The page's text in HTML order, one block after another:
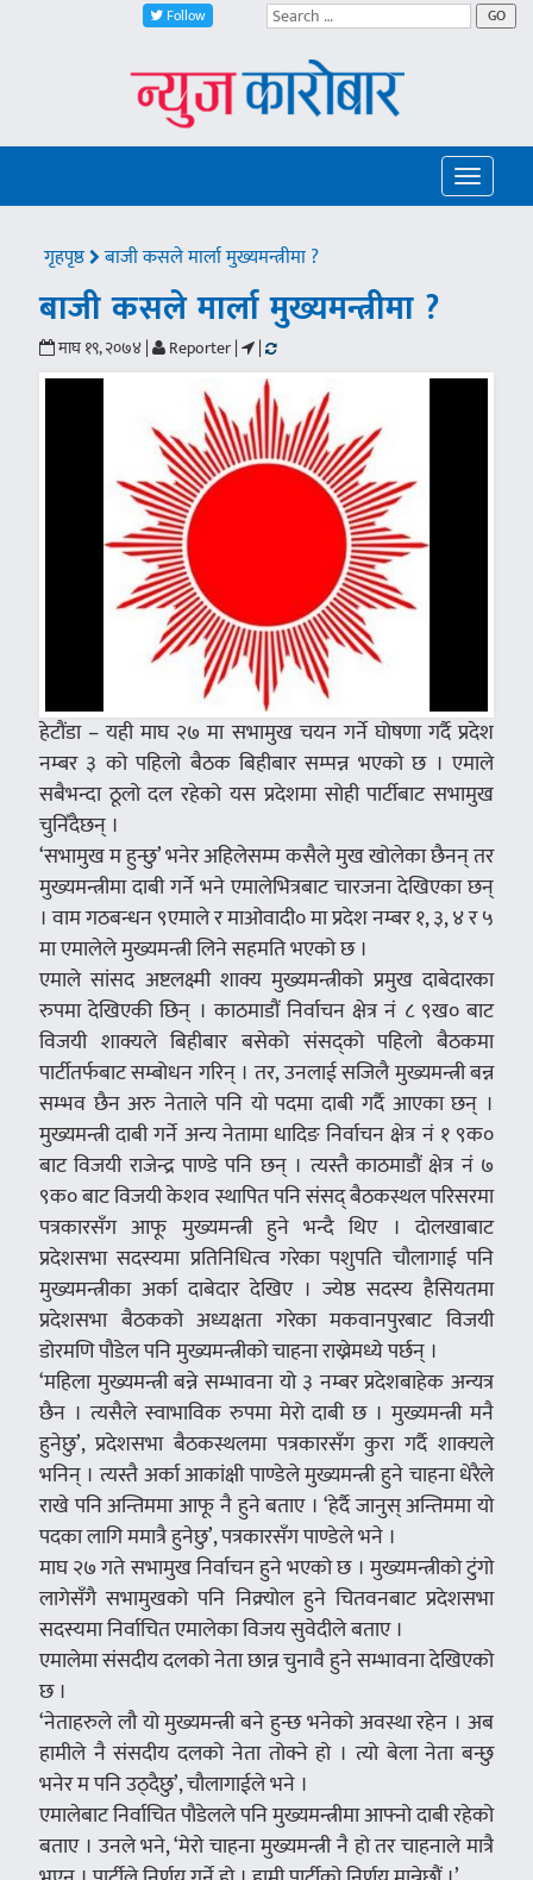
Follow GO
Toggle
गृहपृष्ठ बाजी कसले मार्ला मुख्यमन्त्रीमा ?
बाजी कसले मार्ला मुख्यमन्त्रीमा ?
माघ १९, २०७४ | Reporter | |
हेटौंडा – यही माघ २७ मा सभामुख चयन गर्ने घोषणा गर्दै प्रदेश
नम्बर ३ को पहिलो बैठक बिहीबार सम्पन्न भएको छ । एमाले
सबैभन्दा ठूलो दल रहेको यस प्रदेशमा सोही पार्टीबाट सभामुख
चुनिँदैछन् ।
‘सभामुख म हुन्छु’ भनेर अहिलेसम्म कसैले मुख खोलेका छैनन् तर
मुख्यमन्त्रीमा दाबी गर्ने भने एमालेभित्रबाट चारजना देखिएका छन्
। वाम गठबन्धन ९एमाले र माओवादी० मा प्रदेश नम्बर १, ३, ४ र ५
मा एमालेले मुख्यमन्त्री लिने सहमति भएको छ ।
एमाले सांसद अष्टलक्ष्मी शाक्य मुख्यमन्त्रीको प्रमुख दाबेदारका
रुपमा देखिएकी छिन् । काठमाडौं निर्वाचन क्षेत्र नं ८ ९ख० बाट
विजयी शाक्यले बिहीबार बसेको संसद्को पहिलो बैठकमा
पार्टीतर्फबाट सम्बोधन गरिन् । तर, उनलाई सजिलै मुख्यमन्त्री बन्न
सम्भव छैन अरु नेताले पनि यो पदमा दाबी गर्दै आएका छन् ।
मुख्यमन्त्री दाबी गर्ने अन्य नेतामा धादिङ निर्वाचन क्षेत्र नं १ ९क०
बाट विजयी राजेन्द्र पाण्डे पनि छन् । त्यस्तै काठमाडौं क्षेत्र नं ७
९क० बाट विजयी केशव स्थापित पनि संसद् बैठकस्थल परिसरमा
पत्रकारसँग आफू मुख्यमन्त्री हुने भन्दै थिए । दोलखाबाट
प्रदेशसभा सदस्यमा प्रतिनिधित्व गरेका पशुपति चौलागाई पनि
मुख्यमन्त्रीका अर्का दाबेदार देखिए । ज्येष्ठ सदस्य हैसियतमा
प्रदेशसभा बैठकको अध्यक्षता गरेका मकवानपुरबाट विजयी
डोरमणि पौडेल पनि मुख्यमन्त्रीको चाहना राख्नेमध्ये पर्छन् ।
‘महिला मुख्यमन्त्री बन्ने सम्भावना यो ३ नम्बर प्रदेशबाहेक अन्यत्र
छैन । त्यसैले स्वाभाविक रुपमा मेरो दाबी छ । मुख्यमन्त्री मनै
हुनेछु’, प्रदेशसभा बैठकस्थलमा पत्रकारसँग कुरा गर्दै शाक्यले
भनिन् । त्यस्तै अर्का आकांक्षी पाण्डेले मुख्यमन्त्री हुने चाहना धेरैले
राखे पनि अन्तिममा आफू नै हुने बताए । ‘हेर्दै जानुस् अन्तिममा यो
पदका लागि ममात्रै हुनेछु’, पत्रकारसँग पाण्डेले भने ।
माघ २७ गते सभामुख निर्वाचन हुने भएको छ । मुख्यमन्त्रीको टुंगो
लागेसँगै सभामुखको पनि निक्र्योल हुने चितवनबाट प्रदेशसभा
सदस्यमा निर्वाचित एमालेका विजय सुवेदीले बताए ।
एमालेमा संसदीय दलको नेता छान्न चुनावै हुने सम्भावना देखिएको
छ ।
‘नेताहरुले लौ यो मुख्यमन्त्री बने हुन्छ भनेको अवस्था रहेन । अब
हामीले नै संसदीय दलको नेता तोक्ने हो । त्यो बेला नेता बन्छु
भनेर म पनि उठ्दैछु’, चौलागाईले भने ।
एमालेबाट निर्वाचित पौडेलले पनि मुख्यमन्त्रीमा आफ्नो दाबी रहेको
बताए । उनले भने, ‘मेरो चाहना मुख्यमन्त्री नै हो तर चाहनाले मात्रै